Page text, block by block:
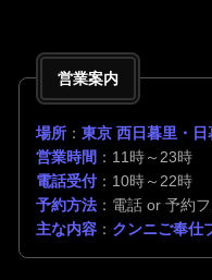
営業案内
場所 ： 東京 西日暮里・日
営業時間 ：11時～23時
電話受付：10時～22時
予約方法 ：電話 or 予約
主な内容 ： クンニご奉仕